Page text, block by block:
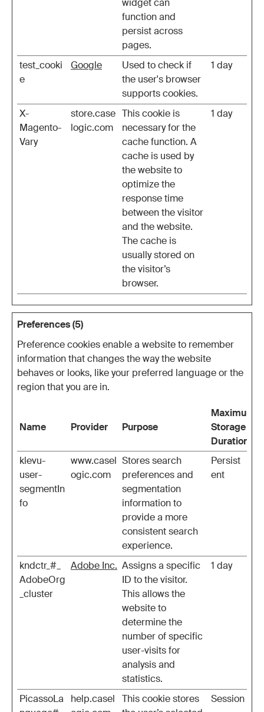
widget can
function and
persist across
pages.
test_cooki
e
Google
Used to check if
the user's browser
supports cookies.
1 day
X-
Magento-
Vary
store.case
logic.com
This cookie is
necessary for the
cache function. A
cache is used by
the website to
optimize the
response time
between the visitor
and the website.
The cache is
usually stored on
the visitor’s
browser.
1 day
Preferences (5)
Preference cookies enable a website to remember
information that changes the way the website
behaves or looks, like your preferred language or the
region that you are in.
Name Provider Purpose
Maximum
Storage
Duration
klevu-
user-
segmentIn
fo
www.casel
ogic.com
Stores search
preferences and
segmentation
information to
provide a more
consistent search
experience.
Persist
ent
kndctr_#_
AdobeOrg
_cluster
Adobe Inc. Assigns a specific
ID to the visitor.
This allows the
website to
determine the
number of specific
user-visits for
analysis and
statistics.
1 day
PicassoLa
help.casel
This cookie stores
Session